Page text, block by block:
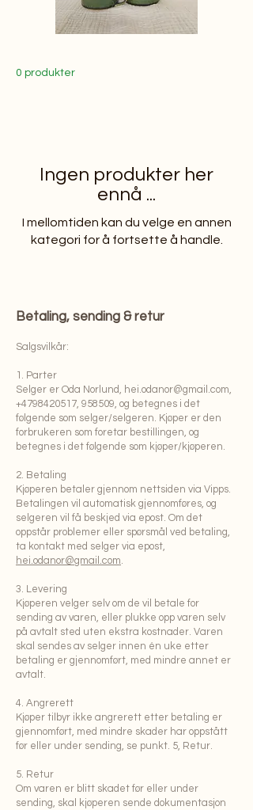
0 produkter
Ingen produkter her
ennå ...
I mellomtiden kan du velge en annen
kategori for å fortsette å handle.
Betaling, sending & retur
Salgsvilkår:
1. Parter
Selger er Oda Norlund, hei.odanor@gmail.com,
+4798420517, 958509, og betegnes i det
følgende som selger/selgeren. Kjøper er den
forbrukeren som foretar bestillingen, og
betegnes i det følgende som kjøper/kjøperen.
2. Betaling
Kjøperen betaler gjennom nettsiden via Vipps.
Betalingen vil automatisk gjennomføres, og
selgeren vil få beskjed via epost. Om det
oppstår problemer eller spørsmål ved betaling,
ta kontakt med selger via epost,
hei.odanor@gmail.com.
3. Levering
Kjøperen velger selv om de vil betale for
sending av varen, eller plukke opp varen selv
på avtalt sted uten ekstra kostnader. Varen
skal sendes av selger innen én uke etter
betaling er gjennomført, med mindre annet er
avtalt.
4. Angrerett
Kjøper tilbyr ikke angrerett etter betaling er
gjennomført, med mindre skader har oppstått
før eller under sending, se punkt. 5, Retur.
5. Retur
Om varen er blitt skadet før eller under
sending, skal kjøperen sende dokumentasjon